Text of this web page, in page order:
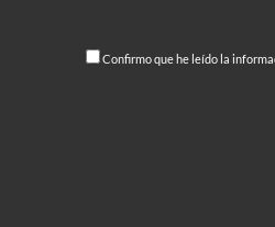
Confirmo que he leído la